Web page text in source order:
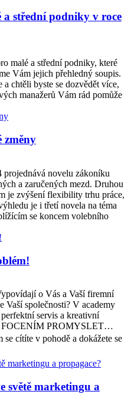
a střední podniky v roce
malé a střední podniky, které
Vám jejich přehledný soupis.
chtěli byste se dozvědět více,
manažerů Vám rád pomůže
změny
projednává novelu zákoníku
a zaručených mezd. Druhou
je zvýšení flexibility trhu práce,
je i třetí novela na téma
se koncem volebního
o Vás a Vaší firemní
Vaší společnosti? V academy
servis a kreativní
FOCENÍM PROMYSLET…
cítíte v pohodě a dokážete se
světě marketingu a